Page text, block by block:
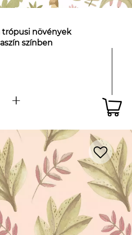
trópusi növények
színben